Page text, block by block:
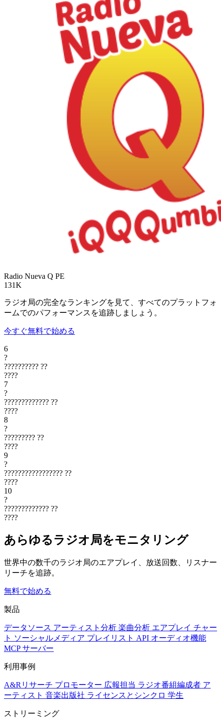
Radio Nueva Q PE
131K
ラジオ局の完全なランキングを見て、すべてのプラットフォ
ームでのパフォーマンスを追跡しましょう。
今すぐ無料で始める
6
?
?????????? ??
????
7
?
????????????? ??
????
8
?
????????? ??
????
9
?
????????????????? ??
????
10
?
????????????? ??
????
あらゆるラジオ局をモニタリング
世界中の数千のラジオ局のエアプレイ、放送回数、リスナー
リーチを追跡。
無料で始める
製品
データソース アーティスト分析 楽曲分析 エアプレイ チャー
ト ソーシャルメディア プレイリスト API オーディオ機能
MCP サーバー
利用事例
A&Rリサーチ プロモーター 広報担当 ラジオ番組編成者 ア
ーティスト 音楽出版社 ライセンスとシンクロ 学生
ストリーミング